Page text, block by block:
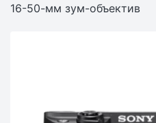
16-50-мм зум-объектив